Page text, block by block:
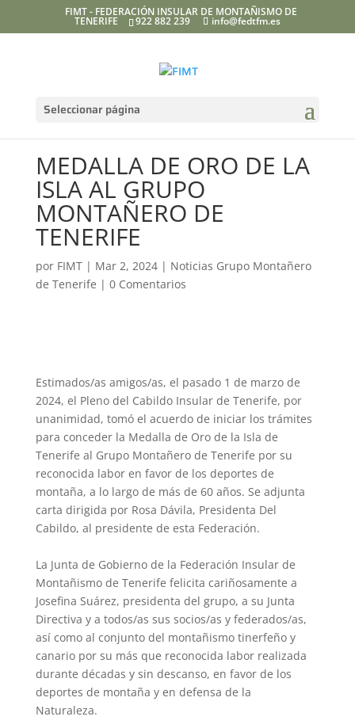
FIMT - FEDERACIÓN INSULAR DE MONTAÑISMO DE
TENERIFE 922 882 239 info@fedtfm.es
Seleccionar página
MEDALLA DE ORO DE LA
ISLA AL GRUPO
MONTAÑERO DE
TENERIFE
por FIMT| Mar 2, 2024| Noticias Grupo Montañero
de Tenerife | 0 Comentarios
Estimados/as amigos/as, el pasado 1 de marzo de
2024, el Pleno del Cabildo Insular de Tenerife, por
unanimidad, tomó el acuerdo de iniciar los trámites
para conceder la Medalla de Oro de la Isla de
Tenerife al Grupo Montañero de Tenerife por su
reconocida labor en favor de los deportes de
montaña, a lo largo de más de 60 años. Se adjunta
carta dirigida por Rosa Dávila, Presidenta Del
Cabildo, al presidente de esta Federación.
La Junta de Gobierno de la Federación Insular de
Montañismo de Tenerife felicita cariñosamente a
Josefina Suárez, presidenta del grupo, a su Junta
Directiva y a todos/as sus socios/as y federados/as,
así como al conjunto del montañismo tinerfeño y
canario por su más que reconocida labor realizada
durante décadas y sin descanso, en favor de los
deportes de montaña y en defensa de la
Naturaleza.